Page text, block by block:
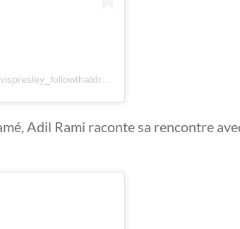
Adil Rami raconte sa rencontre